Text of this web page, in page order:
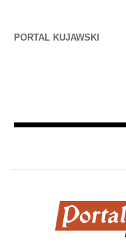
PORTAL KUJAWSKI